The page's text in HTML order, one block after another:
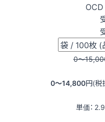
OCD
0〜
0〜14,800円(税
単価：